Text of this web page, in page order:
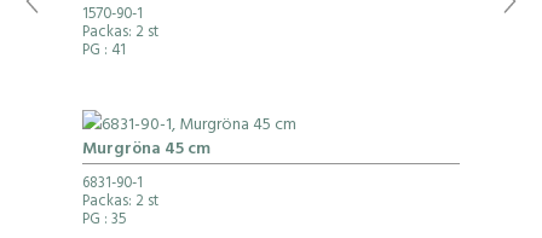
1570-90-1
Packas: 2 st
PG : 41
Murgröna 45 cm
6831-90-1
Packas: 2 st
PG : 35